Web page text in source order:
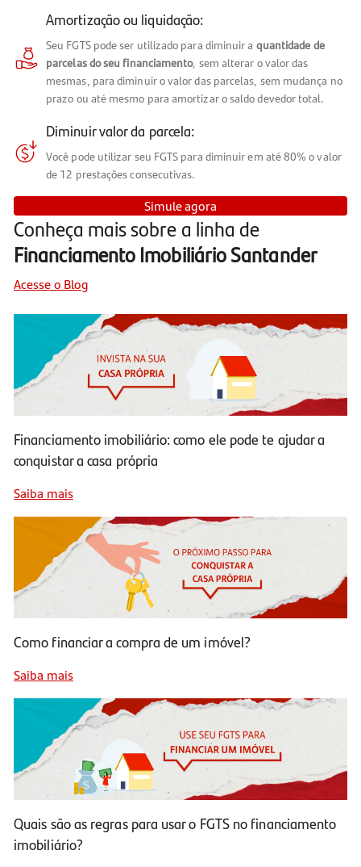
Amortização ou liquidação:
Seu FGTS pode ser utilizado para diminuir a quantidade de
parcelas do seu financiamento, sem alterar o valor das
mesmas, para diminuir o valor das parcelas, sem mudança no
prazo ou até mesmo para amortizar o saldo devedor total.
Diminuir valor da parcela:
Você pode utilizar seu FGTS para diminuir em até 80% o valor
de 12 prestações consecutivas.
Simule agora
Conheça mais sobre a linha de
Financiamento Imobiliário Santander
Acesse o Blog
Financiamento imobiliário: como ele pode te ajudar a
conquistar a casa própria
Saiba mais
Como financiar a compra de um imóvel?
Saiba mais
Quais são as regras para usar o FGTS no financiamento
imobiliário?